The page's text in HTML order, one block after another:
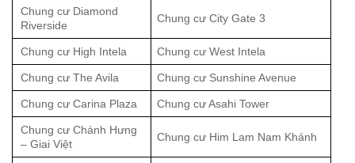
Chung cư Diamond
Riverside
Chung cư City Gate 3
Chung cư High Intela Chung cư West Intela
Chung cư The Avila Chung cư Sunshine Avenue
Chung cư Carina Plaza Chung cư Asahi Tower
Chung cư Chánh Hưng
– Giai Việt
Chung cư Him Lam Nam Khánh